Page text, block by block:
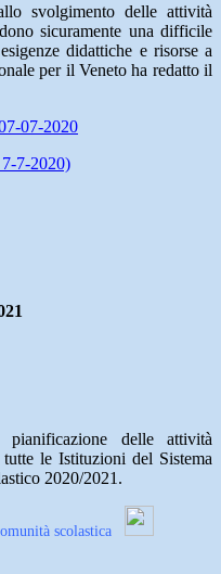
svolgimento delle attività
sicuramente una difficile
didattiche e risorse a
per il Veneto ha redatto il
07-2020
7-2020)
delle attività
le Istituzioni del Sistema
2020/2021.
scolastica